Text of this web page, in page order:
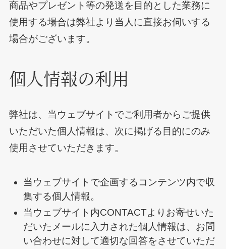
商品やプレゼント等の発送を目的とした業務に
使用する場合は弊社より当人に直接お伺いする
場合がございます。
個人情報の利用
弊社は、当ウェブサイトでご利用者からご提供
いただいた個人情報は、次に掲げる目的にのみ
使用させていただきます。
当ウェブサイトで企画するコンテンツ内で収
集する個人情報。
当ウェブサイト内CONTACTよりお寄せいた
だいたメールに入力された個人情報は、お問
い合わせに対して適切な回答をさせていただ